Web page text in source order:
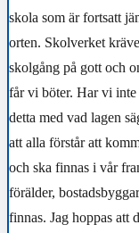
skola som är fortsatt
orten. Skolverket
skolgång på gott och
får vi böter. Har vi inte
detta med vad lagen
att alla förstår att
och ska finnas i vår
förälder,
finnas. Jag hoppas att